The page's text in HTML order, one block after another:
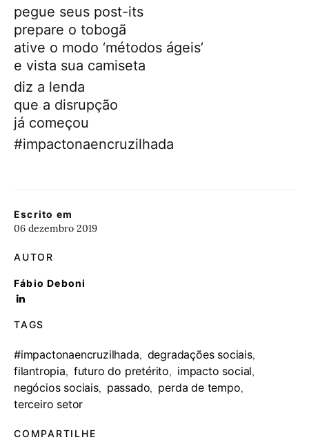
Escrito em
06 dezembro 2019
AUTOR
Fábio Deboni
TAGS
#impactonaencruzilhada, degradações sociais,
filantropia, futuro do pretérito, impacto social,
negócios sociais, passado, perda de tempo,
terceiro setor
COMPARTILHE
pegue seus post-its
prepare o tobogã
ative o modo ‘métodos ágeis’
e vista sua camiseta
diz a lenda
que a disrupção
já começou
#impactonaencruzilhada